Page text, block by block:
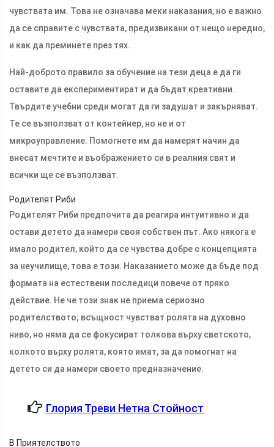
чувствата им. Това не означава меки наказания, но е важно
да се справите с чувствата, предизвикани от нещо нередно,
и как да преминете през тях.
Най-доброто правило за обучение на тези деца е да ги
оставите да експериментират и да бъдат креативни.
Твърдите учебни среди могат да ги задушат и закърняват.
Те се възползват от контейнер, но не и от
микроуправление. Помогнете им да намерят начин да
внесат мечтите и въображението си в реалния свят и
всички ще се възползват.
Родителят Риби
Родителят Риби предпочита да реагира интуитивно и да
остави детето да намери своя собствен път. Ако някога е
имало родител, който да се чувства добре с концепцията
за неучилище, това е този. Наказанието може да бъде под
формата на естествени последици повече от пряко
действие. Не че този знак не приема сериозно
родителството; всъщност чувстват ролята на духовно
ниво, но няма да се фокусират толкова върху светското,
колкото върху ролята, която имат, за да помогнат на
детето си да намери своето предназначение.
Глория Треви Нетна Стойност
В Приятелството